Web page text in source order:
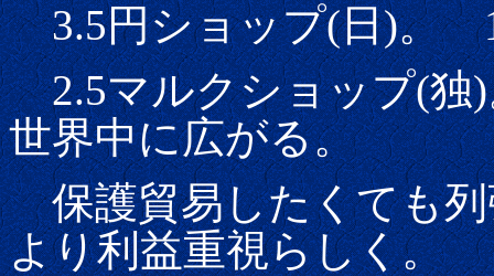
3.5円ショップ(日)。
2.5マルクショップ(独
世界中に広がる。
保護貿易したくても列
より利益重視らしく。